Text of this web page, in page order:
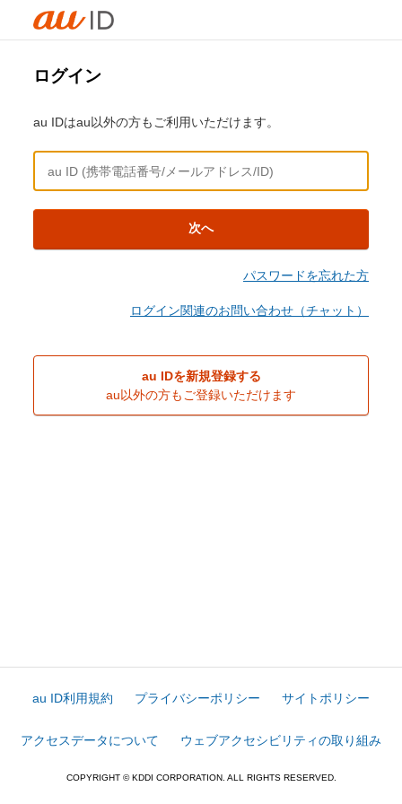
ログイン
au IDはau以外の方もご利用いただけます。
次へ
パスワードを忘れた方
ログイン関連のお問い合わせ（チャット）
au IDを新規登録する
au以外の方もご登録いただけます
au ID利用規約 プライバシーポリシー サイトポリシー
アクセスデータについて ウェブアクセシビリティの取り組み
COPYRIGHT © KDDI CORPORATION. ALL RIGHTS RESERVED.